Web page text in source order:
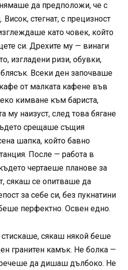
да предположи, че с
стегнат, с прецизност
като човек, който
си. Дрехите му — винаги
изгладени ризи, обувки,
Всеки ден започваше
от малката кафене във
кимване към бариста,
му наизуст, след това бягане
срещаше същия
шапка, който бавно
После — работа в
чертаеше планове за
сякаш се опитваше да
за себе си, без пукнатини
перфектно. Освен едно.
сякаш някой беше
гранитен камък. Не болка —
да дишаш дълбоко. Не